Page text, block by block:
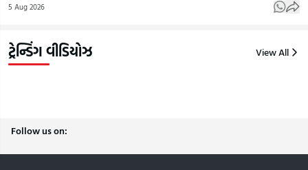
5 Aug 2026
ટ્રેન્ડિંગ વીડિયોઝ View All
બતાવ્યો જેન
ભરોસો!
7
કરી
Follow us on: